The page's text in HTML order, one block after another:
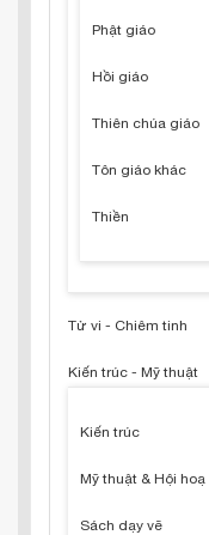
Phật giáo
Hồi giáo
Thiên chúa giáo
Tôn giáo khác
Thiền
Tử vi - Chiêm tinh
Kiến trúc - Mỹ thuật
Kiến trúc
Mỹ thuật & Hội hoạ
Sách dạy vẽ